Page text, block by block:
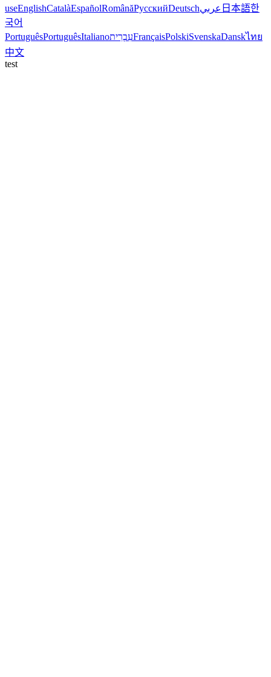
useEnglishCatalàEspañolRomânăРусскийDeutschعربي 日本語한
국어
PortuguêsPortuguêsItalianoעִבְרִיתFrançaisPolskiSvenskaDanskไทย
中文
test